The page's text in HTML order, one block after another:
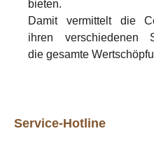
bieten.
Damit vermittelt die
ihren verschiedenen
die gesamte
Service-Hotline